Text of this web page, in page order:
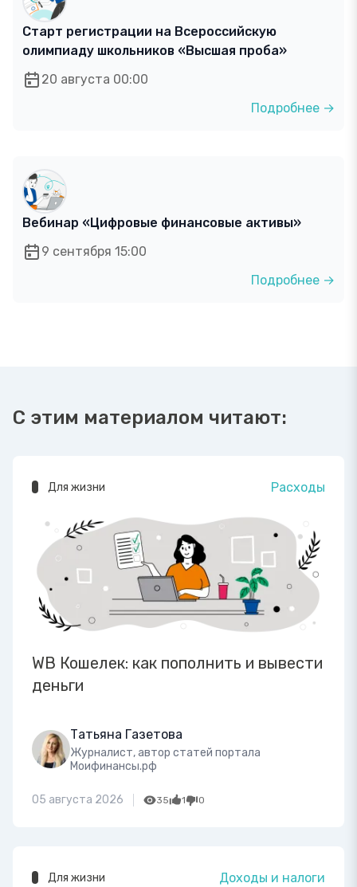
Старт регистрации на Всероссийскую
олимпиаду школьников «Высшая проба»
20 августа 00:00
Подробнее →
Вебинар «Цифровые финансовые активы»
9 сентября 15:00
Подробнее →
С этим материалом читают:
Для жизни Расходы
WB Кошелек: как пополнить и вывести
деньги
Татьяна Газетова
Журналист, автор статей портала
Моифинансы.рф
05 августа 2026 35 1 0
Для жизни Доходы и налоги